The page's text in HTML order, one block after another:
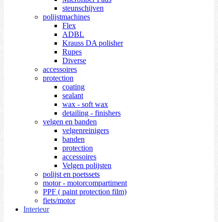
steunschijven
polijstmachines
Flex
ADBL
Krauss DA polisher
Rupes
Diverse
accessoires
protection
coating
sealant
wax - soft wax
detailing - finishers
velgen en banden
velgenreinigers
banden
protection
accessoires
Velgen polijsten
polijst en poetssets
motor - motorcompartiment
PPF ( paint protection film)
fiets/motor
Interieur